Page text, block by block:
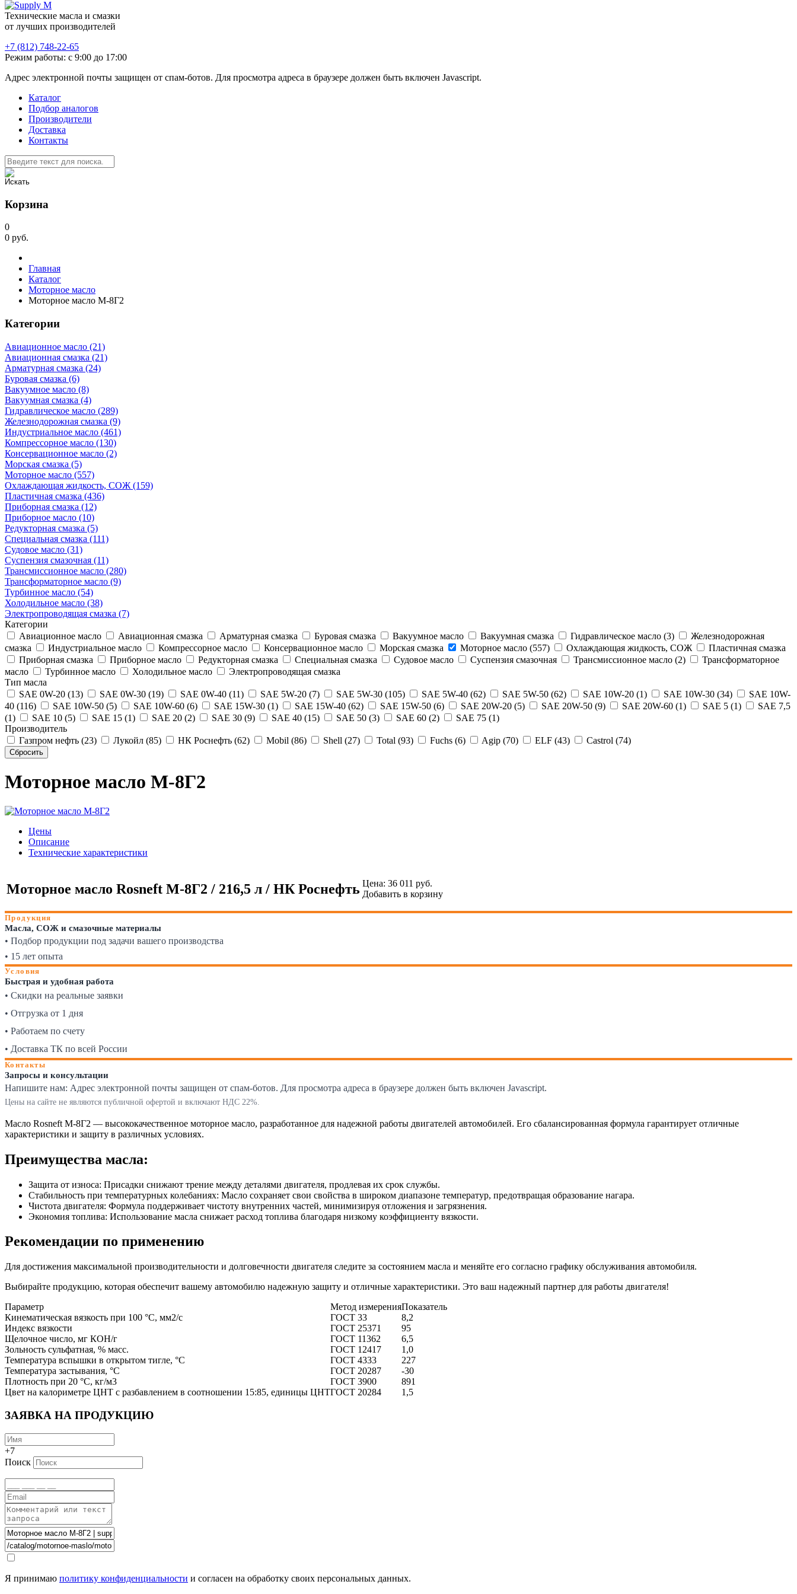
Технические масла и смазки
от лучших производителей
+7 (812) 748-22-65
Режим работы: с 9:00 до 17:00
Адрес электронной почты защищен от спам-ботов. Для просмотра адреса в браузере должен быть включен Javascript.
Каталог
Подбор аналогов
Производители
Доставка
Контакты
Корзина
0
0 руб.
Главная
Каталог
Моторное масло
Моторное масло М-8Г2
Категории
Авиационное масло (21)
Авиационная смазка (21)
Арматурная смазка (24)
Буровая смазка (6)
Вакуумное масло (8)
Вакуумная смазка (4)
Гидравлическое масло (289)
Железнодорожная смазка (9)
Индустриальное масло (461)
Компрессорное масло (130)
Консервационное масло (2)
Морская смазка (5)
Моторное масло (557)
Охлаждающая жидкость, СОЖ (159)
Пластичная смазка (436)
Приборная смазка (12)
Приборное масло (10)
Редукторная смазка (5)
Специальная смазка (111)
Судовое масло (31)
Суспензия смазочная (11)
Трансмиссионное масло (280)
Трансформаторное масло (9)
Турбинное масло (54)
Холодильное масло (38)
Электропроводящая смазка (7)
Категории
Авиационное масло
Авиационная смазка Арматурная смазка Буровая смазка Вакуумное масло Вакуумная смазка Гидравлическое масло (3)
Железнодорожная
смазка
Индустриальное масло Компрессорное масло Консервационное масло Морская смазка Моторное масло (557) Охлаждающая жидкость, СОЖ
Пластичная смазка
Приборная смазка
Приборное масло Редукторная смазка Специальная смазка Судовое масло Суспензия смазочная Трансмиссионное масло (2)
Трансформаторное
масло
Турбинное масло Холодильное масло
Электропроводящая смазка
Тип масла
SAE 0W-20 (13)
SAE 0W-30 (19) SAE 0W-40 (11) SAE 5W-20 (7) SAE 5W-30 (105) SAE 5W-40 (62) SAE 5W-50 (62) SAE 10W-20 (1) SAE 10W-30 (34)
SAE 10W-
40 (116)
SAE 10W-50 (5) SAE 10W-60 (6) SAE 15W-30 (1) SAE 15W-40 (62) SAE 15W-50 (6) SAE 20W-20 (5) SAE 20W-50 (9) SAE 20W-60 (1) SAE 5 (1)
SAE 7,5
(1)
SAE 10 (5) SAE 15 (1) SAE 20 (2) SAE 30 (9) SAE 40 (15) SAE 50 (3) SAE 60 (2)
SAE 75 (1)
Производитель
Газпром нефть (23)
Лукойл (85) НК Роснефть (62) Mobil (86) Shell (27) Total (93) Fuchs (6) Agip (70) ELF (43) Castrol (74)
Моторное масло М-8Г2
Цены
Описание
Технические характеристики
Моторное масло Rosneft М-8Г2 / 216,5 л / НК Роснефть Цена: 36 011 руб.
Добавить в корзину
Продукция
Масла, СОЖ и смазочные материалы
• Подбор продукции под задачи вашего производства
• 15 лет опыта
Условия
Быстрая и удобная работа
• Скидки на реальные заявки
• Отгрузка от 1 дня
• Работаем по счету
• Доставка ТК по всей России
Контакты
Запросы и консультации
Напишите нам: Адрес электронной почты защищен от спам-ботов. Для просмотра адреса в браузере должен быть включен Javascript.
Цены на сайте не являются публичной офертой и включают НДС 22%.
Масло Rosneft М-8Г2 — высококачественное моторное масло, разработанное для надежной работы двигателей автомобилей. Его сбалансированная формула гарантирует отличные
характеристики и защиту в различных условиях.
Преимущества масла:
Защита от износа: Присадки снижают трение между деталями двигателя, продлевая их срок службы.
Стабильность при температурных колебаниях: Масло сохраняет свои свойства в широком диапазоне температур, предотвращая образование нагара.
Чистота двигателя: Формула поддерживает чистоту внутренних частей, минимизируя отложения и загрязнения.
Экономия топлива: Использование масла снижает расход топлива благодаря низкому коэффициенту вязкости.
Рекомендации по применению
Для достижения максимальной производительности и долговечности двигателя следите за состоянием масла и меняйте его согласно графику обслуживания автомобиля.
Выбирайте продукцию, которая обеспечит вашему автомобилю надежную защиту и отличные характеристики. Это ваш надежный партнер для работы двигателя!
Параметр
Метод измеренияПоказатель
Кинематическая вязкость при 100 °С, мм2/с
ГОСТ 33
8,2
Индекс вязкости
ГОСТ 25371
95
Щелочное число, мг КОН/г
ГОСТ 11362
6,5
Зольность сульфатная, % масс.
ГОСТ 12417
1,0
Температура вспышки в открытом тигле, °С
ГОСТ 4333
227
Температура застывания, °С
ГОСТ 20287
-30
Плотность при 20 °С, кг/м3
ГОСТ 3900
891
Цвет на калориметре ЦНТ с разбавлением в соотношении 15:85, единицы ЦНТГОСТ 20284 1,5
ЗАЯВКА НА ПРОДУКЦИЮ
+7
Поиск
Я принимаю политику конфиденциальности и согласен на обработку своих персональных данных.